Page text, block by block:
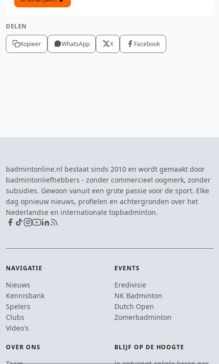
DELEN
Kopieer WhatsApp X Facebook
badmintonline.nl bestaat sinds 2010 en wordt gemaakt door
badmintonliefhebbers - zonder commercieel oogmerk, zonder
subsidies. Gewoon vanuit een grote passie voor de sport. Elke
dag opnieuw nieuws, profielen en achtergronden over het
Nederlandse en internationale topbadminton.
NAVIGATIE
Nieuws
Kennisbank
Spelers
Clubs
Video's
EVENTS
Eredivisie
NK Badminton
Dutch Open
Zomerbadminton
OVER ONS BLIJF OP DE HOOGTE